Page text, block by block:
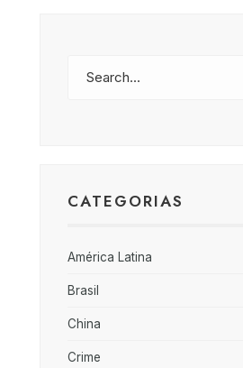
CATEGORIAS
América Latina
Brasil
China
Crime